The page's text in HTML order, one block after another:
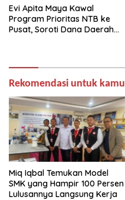
Evi Apita Maya Kawal
Program Prioritas NTB ke
Pusat, Soroti Dana Daerah
Rekomendasi untuk kamu
Miq Iqbal Temukan Model
SMK yang Hampir 100 Persen
Lulusannya Langsung Kerja